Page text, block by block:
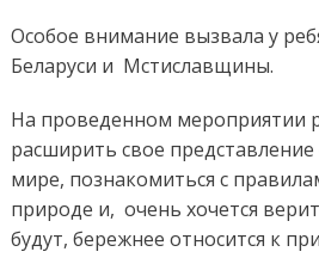
Особое внимание вызвала у
Беларуси и Мстиславщины.
На проведенном мероприятии
расширить свое
мире, познакомиться с
природе и, очень хочется
будут, бережнее относится к